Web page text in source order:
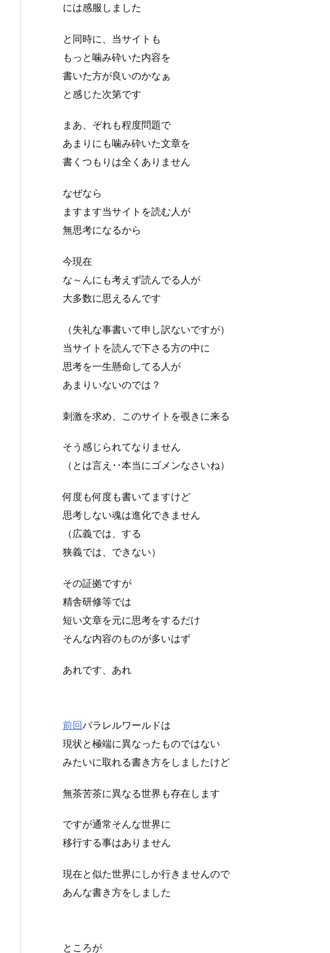
には感服しました
と同時に、当サイトも
もっと噛み砕いた内容を
書いた方が良いのかなぁ
と感じた次第です
まあ、ぞれも程度問題で
あまりにも噛み砕いた文章を
書くつもりは全くありません
なぜなら
ますます当サイトを読む人が
無思考になるから
今現在
な～んにも考えず読んでる人が
大多数に思えるんです
（失礼な事書いて申し訳ないですが）
当サイトを読んで下さる方の中に
思考を一生懸命してる人が
あまりいないのでは？
刺激を求め、このサイトを覗きに来る
そう感じられてなりません
（とは言え･･本当にゴメンなさいね）
何度も何度も書いてますけど
思考しない魂は進化できません
（広義では、する
狭義では、できない）
その証拠ですが
精舎研修等では
短い文章を元に思考をするだけ
そんな内容のものが多いはず
あれです、あれ
前回パラレルワールドは
現状と極端に異なったものではない
みたいに取れる書き方をしましたけど
無茶苦茶に異なる世界も存在します
ですが通常そんな世界に
移行する事はありません
現在と似た世界にしか行きませんので
あんな書き方をしました
ところが